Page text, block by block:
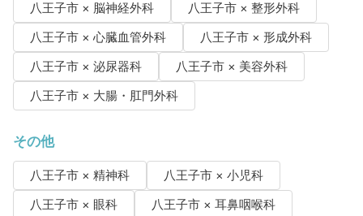
八王子市 × 脳神経外科
八王子市 × 整形外科
八王子市 × 心臓血管外科
八王子市 × 形成外科
八王子市 × 泌尿器科
八王子市 × 美容外科
八王子市 × 大腸・肛門外科
その他
八王子市 × 精神科
八王子市 × 小児科
八王子市 × 眼科
八王子市 × 耳鼻咽喉科